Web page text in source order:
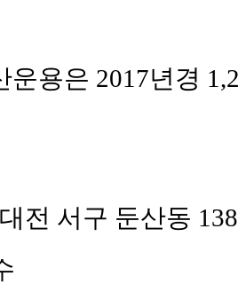
운용은 2017년경
전 서구 둔산동